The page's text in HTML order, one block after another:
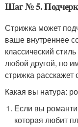
Шаг № 5.
Стрижка может
ваше внутреннее
классический
любой другой, но
стрижка
Какая вы натура:
Если вы
которая любит